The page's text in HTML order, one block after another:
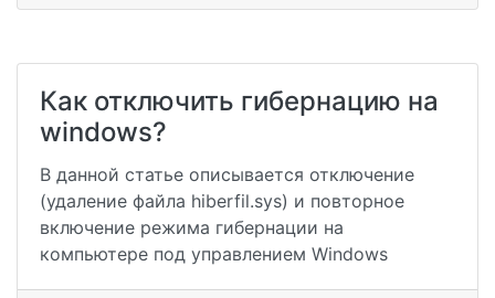
Как отключить гибернацию на
windows?
В данной статье описывается отключение
(удаление файла hiberfil.sys) и повторное
включение режима гибернации на
компьютере под управлением Windows